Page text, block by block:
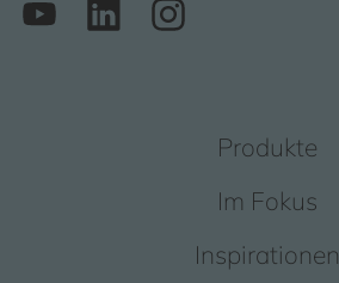
Produkte
Im Fokus
Inspirationen